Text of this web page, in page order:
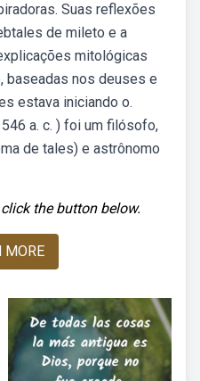
Suas reflexões
de mileto e a
mitológicas
baseadas nos deuses e
estava iniciando o.
a. c. ) foi um filósofo,
de tales) e astrônomo
the button below.
MORE